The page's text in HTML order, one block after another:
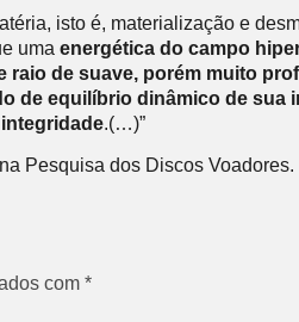
isto é, materialização e
uma energética do campo
de suave, porém muito
de equilíbrio dinâmico de
.(…)”
Pesquisa dos Discos
com *